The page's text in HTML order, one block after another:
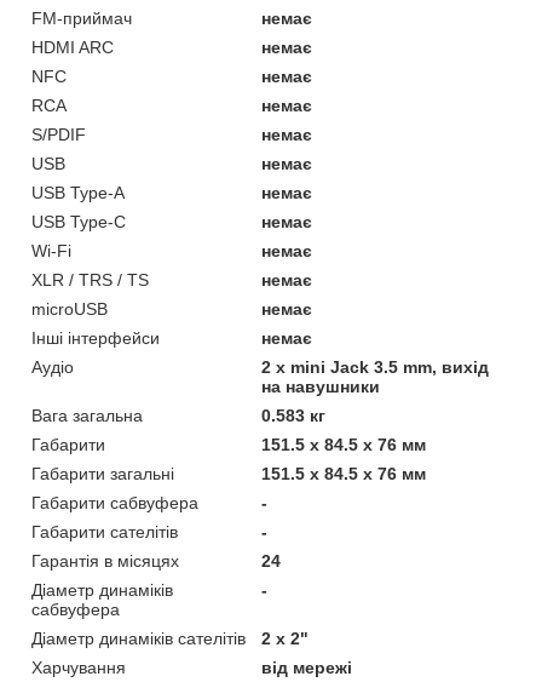
FM-приймач
немає
HDMI ARC
немає
NFC
немає
RCA
немає
S/PDIF
немає
USB
немає
USB Type-A
немає
USB Type-C
немає
Wi-Fi
немає
XLR / TRS / TS
немає
microUSB
немає
Інші інтерфейси
немає
Аудіо
2 x mini Jack 3.5 mm, вихід
на навушники
Вага загальна
0.583 кг
Габарити
151.5 х 84.5 x 76 мм
Габарити загальні
151.5 х 84.5 x 76 мм
Габарити сабвуфера
-
Габарити сателітів
-
Гарантія в місяцях
24
Діаметр динаміків
сабвуфера
-
Діаметр динаміків сателітів
2 х 2"
Харчування
від мережі